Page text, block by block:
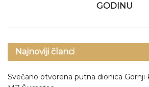
GODINU
Najnoviji članci
Svečano otvorena putna dionica Gornji